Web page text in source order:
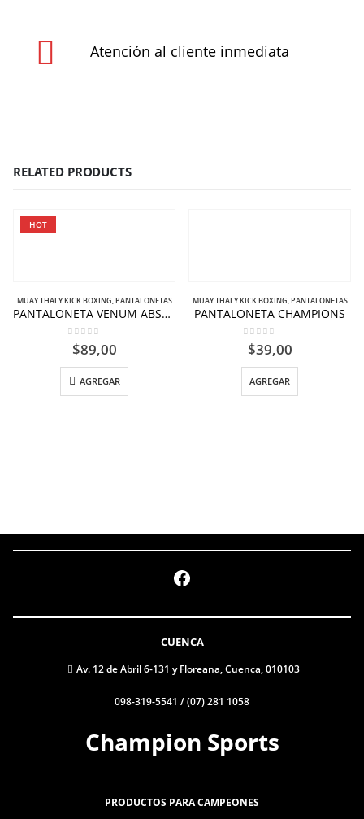
Atención al cliente inmediata
RELATED PRODUCTS
HOT
MUAY THAI Y KICK BOXING,PANTALONETAS
PANTALONETA VENUM ABSOLUTE MUAY THAI NEGRO DORADO – COPIA.
0out of 5
$89,00
AGREGAR
MUAY THAI Y KICK BOXING,PANTALONETAS
PANTALONETA CHAMPIONS
0out of 5
$39,00
AGREGAR
Facebook
CUENCA
Av. 12 de Abril 6-131 y Floreana, Cuenca, 010103
098-319-5541 / (07) 281 1058
Champion Sports
PRODUCTOS PARA CAMPEONES